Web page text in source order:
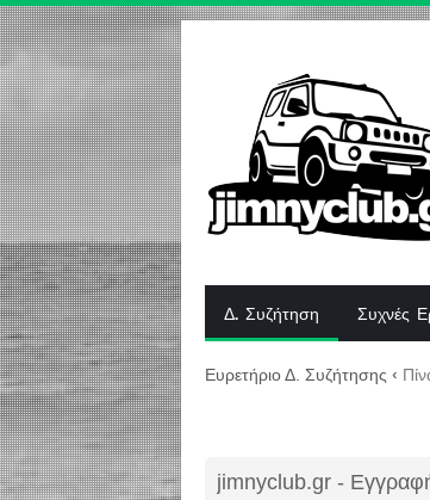
Δ. Συζήτηση Συχνές
Ευρετήριο Δ. Συζήτησης ‹
jimnyclub.gr -